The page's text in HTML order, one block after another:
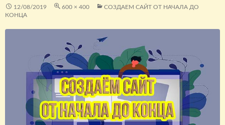
12/08/2019 600 × 400
СОЗДАЕМ САЙТ ОТ НАЧАЛА ДО
КОНЦА